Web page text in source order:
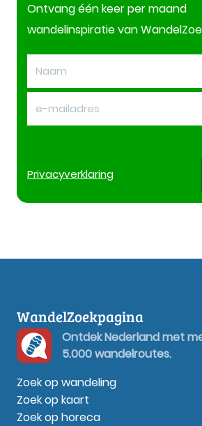
Ontvang één keer per maand
wandelinspiratie van
Privacyverklaring
WandelZoekpagina
Ontdek Nederland met
5.000 wandelroutes.
Zoek op wandeling
Zoek op kaart
Zoek op horeca